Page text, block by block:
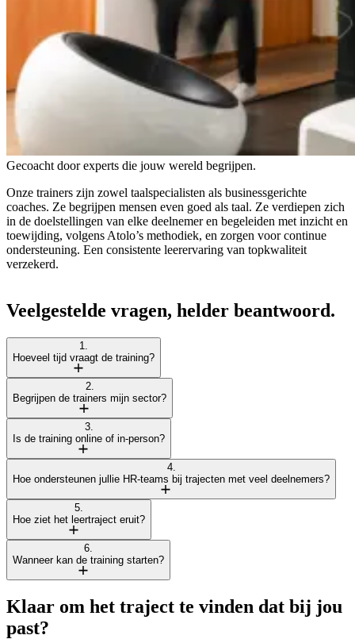
Gecoacht door experts die jouw wereld begrijpen.
Onze trainers zijn zowel taalspecialisten als businessgerichte
coaches. Ze begrijpen mensen even goed als taal. Ze verdiepen zich
in de doelstellingen van elke deelnemer en begeleiden met inzicht en
toewijding, volgens Atolo’s methodiek, en zorgen voor continue
ondersteuning. Een consistente leerervaring van topkwaliteit
verzekerd.
Veelgestelde vragen, helder beantwoord.
1.
Hoeveel tijd vraagt de training?
2.
Begrijpen de trainers mijn sector?
3.
Is de training online of in-person?
4.
Hoe ondersteunen jullie HR-teams bij trajecten met veel deelnemers?
5.
Hoe ziet het leertraject eruit?
6.
Wanneer kan de training starten?
Klaar om het traject te vinden dat bij jou
past?